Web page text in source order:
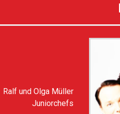
Ralf und Olga Müller
Juniorchefs